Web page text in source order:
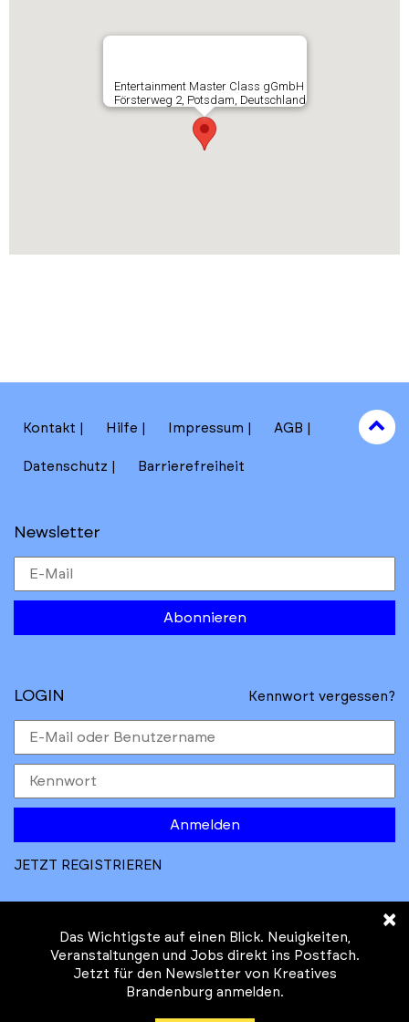
Entertainment Master Class gGmbH
Försterweg 2, Potsdam, Deutschland
Kontakt Hilfe Impressum AGB
Datenschutz Barrierefreiheit
Newsletter
Abonnieren
to
top
LOGIN Kennwort vergessen?
Anmelden
JETZT REGISTRIEREN
© Kreatives Brandenburg im Auftrag des
×
Das Wichtigste auf einen Blick. Neuigkeiten,
Veranstaltungen und Jobs direkt ins Postfach.
Jetzt für den Newsletter von Kreatives
Brandenburg anmelden.